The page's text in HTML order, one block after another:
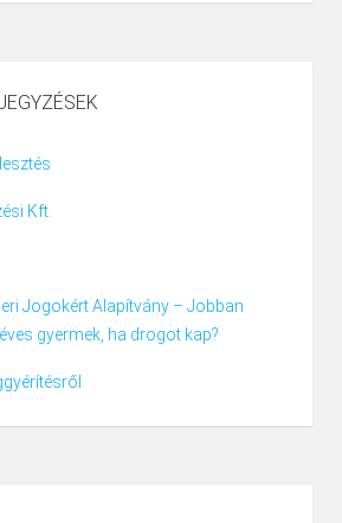
Kft.
Jogokért Alapítvány – Jobban
gyermek, ha drogot kap?